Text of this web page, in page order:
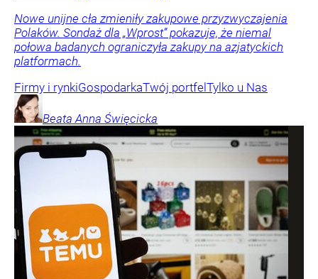
Nowe unijne cła zmieniły zakupowe przyzwyczajenia
Polaków. Sondaż dla „Wprost” pokazuje, że niemal
połowa badanych ograniczyła zakupy na azjatyckich
platformach.
Firmy i rynkiGospodarkaTwój portfelTylko u Nas
Beata Anna Święcicka